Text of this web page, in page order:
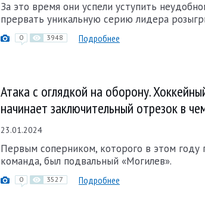
За это время они успели уступить
прервать уникальную серию лидера
0 3948 Подробнее
Атака с оглядкой на оборону.
начинает заключительный отрезок в
23.01.2024
Первым соперником, которого в этом году
команда, был подвальный «Могилев».
0 3527 Подробнее